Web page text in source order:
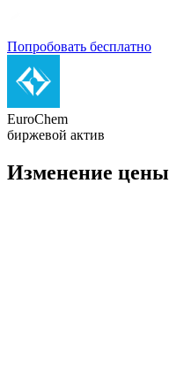
Попробовать бесплатно
EuroChem
биржевой актив
Изменение цены